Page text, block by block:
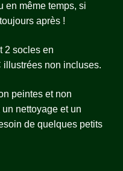
en même temps, si
après !
2 socles en
illustrées non incluses.
peintes et non
nettoyage et un
de quelques petits